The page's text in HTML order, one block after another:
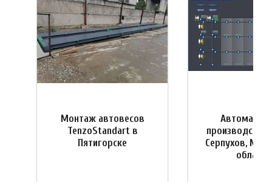
Монтаж автовесов
TenzoStandart в
Пятигорске
производства
Серпухов,
область